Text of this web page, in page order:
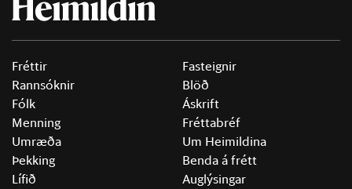
Fréttir
Rannsóknir
Fólk
Menning
Umræða
Þekking
Lífið
Fasteignir
Blöð
Áskrift
Fréttabréf
Um Heimildina
Benda á frétt
Auglýsingar